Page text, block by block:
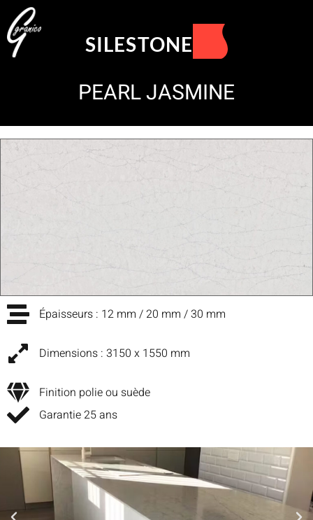
SILESTONE
PEARL JASMINE
Épaisseurs : 12 mm / 20 mm / 30 mm
Dimensions : 3150 x 1550 mm
Finition polie ou suède
Garantie 25 ans